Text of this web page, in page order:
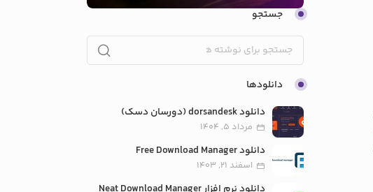
جستجو
دانلودها
دانلود dorsandesk (دورسان دسک)
مرداد 5, 1404
دانلود Free Download Manager
اسفند 21, 1403